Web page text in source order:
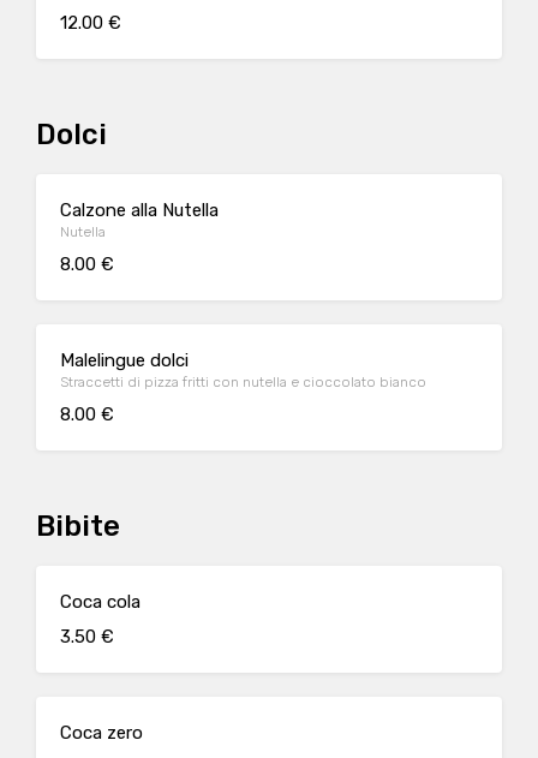
12.00 €
Dolci
Calzone alla Nutella
Nutella
8.00 €
Malelingue dolci
Straccetti di pizza fritti con nutella e cioccolato bianco
8.00 €
Bibite
Coca cola
3.50 €
Coca zero